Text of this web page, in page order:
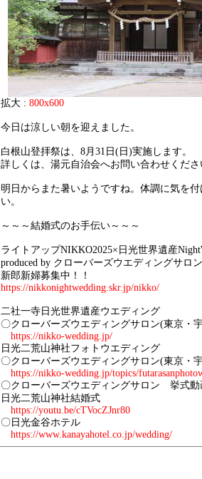
拡大 : 800x600
今日は涼しい朝を迎えました。
白根山登拝祭は、8月31日(日)実施します。
詳しくは、湯元自治会へお問い合わせくださ
明日からまた暑いようですね。体調に気を
い。
～～～結婚式のお手伝い～～～
ライトアップNIKKO2025×日光世界遺産
produced by クローバーズウエディングサロン
新郎新婦募集中！！
https://nikkonightwedding.skr.jp/nikko/
二社一寺日光世界遺産ウエディング
〇クローバーズウエディングサロン(東京・
https://nikko-wedding.jp/
日光二荒山神社フォトウエディング
〇クローバーズウエディングサロン(東京・
https://nikko-wedding.jp/topics/
〇クローバーズウエディングサロン 挙式動
日光二荒山神社結婚式
https://youtu.be/cTVocZJnr80
〇日光金谷ホテル
https://www.kanayahotel.co.jp/wedding/